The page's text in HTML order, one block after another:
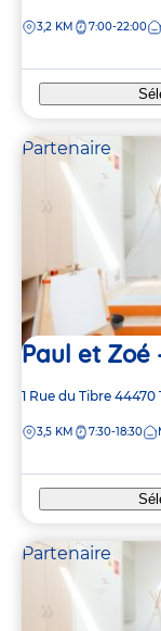
la
DISTANCE
3,2 KM 7:00-22:00
Partenaire
Paul et Zoé
Adresse
la
1 Rue du Tibre 44470
DISTANCE
3,5 KM 7:30-18:30
Partenaire